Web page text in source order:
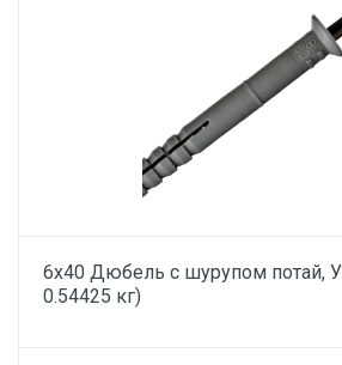
6х40 Дюбель с шурупом потай,
0.54425 кг)